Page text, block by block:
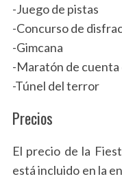
-Juego de pistas
-Concurso de
-Gimcana
-Maratón de cuenta
-Túnel del terror
Precios
El precio de la
está incluido en la
c
h
f
o
: